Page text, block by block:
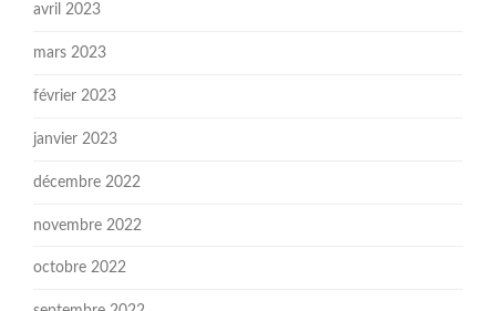
avril 2023
mars 2023
février 2023
janvier 2023
décembre 2022
novembre 2022
octobre 2022